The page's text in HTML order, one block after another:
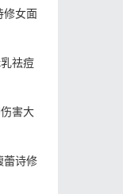
修女面
祛痘
害大
蕾诗修